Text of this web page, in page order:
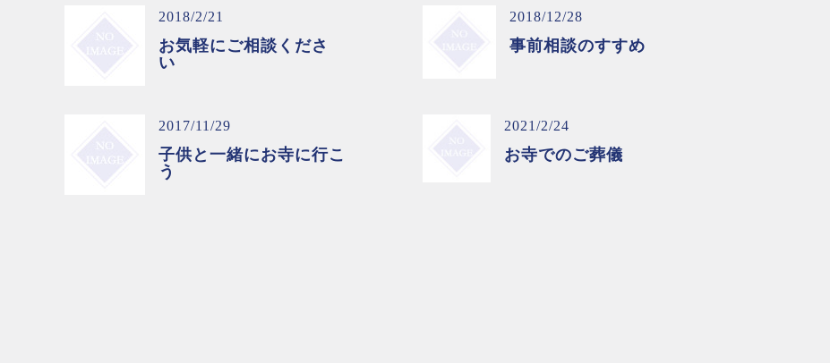
2018/2/21
お気軽にご相談くださ
い
2018/12/28
事前相談のすすめ
2017/11/29
子供と一緒にお寺に行こ
う
2021/2/24
お寺でのご葬儀